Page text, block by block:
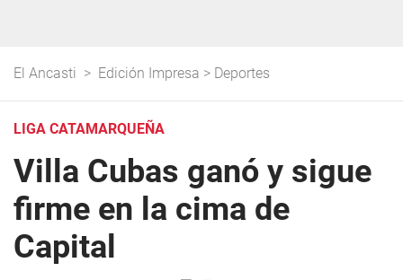
El Ancasti > Edición Impresa > Deportes
LIGA CATAMARQUEÑA
Villa Cubas ganó y sigue
firme en la cima de
Capital